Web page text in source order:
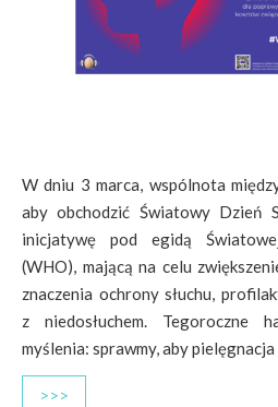
W dniu 3 marca, wspólnota
aby obchodzić Światowy Dzień
inicjatywę pod egidą
(WHO), mającą na celu
znaczenia ochrony słuchu,
z niedosłuchem. Tegoroczne
myślenia: sprawmy, aby pielęgnacja
>>>